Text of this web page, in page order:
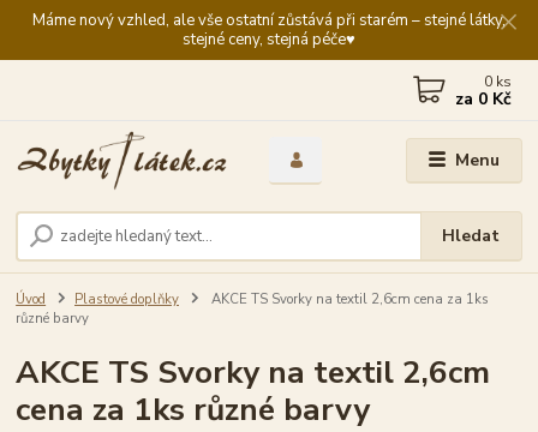
Máme nový vzhled, ale vše ostatní zůstává při starém – stejné látky,
stejné ceny, stejná péče♥️
Menu
Hledat
0 ks
za 0 Kč
Úvod Plastové doplňky
AKCE TS Svorky na textil 2,6cm cena za 1ks
různé barvy
AKCE TS Svorky na textil 2,6cm
cena za 1ks různé barvy